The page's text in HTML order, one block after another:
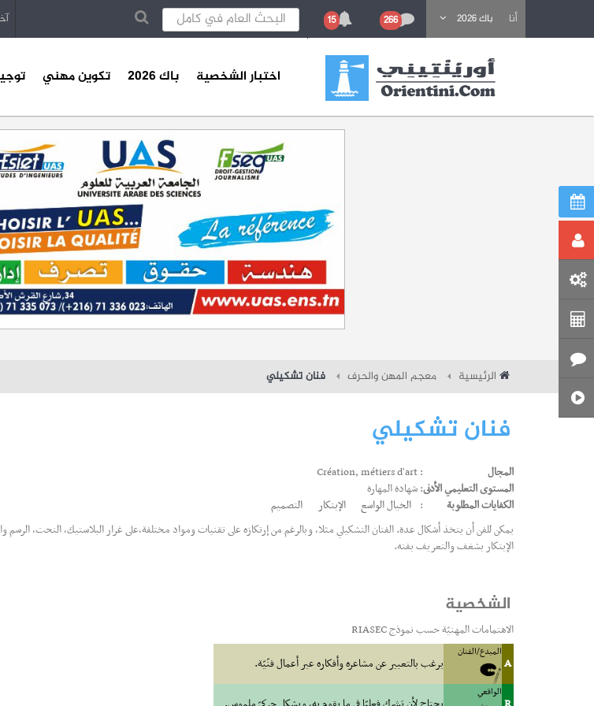
أنا باك 2026
باحث عن تكوين
266
15
اختبار الشخصية باك 2026 تكوين مهني
الرئيسية معجم المهن والحرف فنان تشكيلي
فنان تشكيلي
المجال
: Création, métiers d'art
المستوى التعليمي الأدنى: شهادة المهارة
الكفايات المطلوبة
: الخيال الواسع الإبتكار
التصميم
يمكن للفن أن يتخذ أشكال عدة. الفنان التشكيلي مثلا، وبالرغم من إرتكازه على تقنيات ومواد مختلفة،على غرار البلاستيك، النحت، الرسم
الإبتكار بشغف والتعريف بفنه.
الشخصية
الاهتمامات المهنيّة حسب نموذج RIASEC
A
المبدع/الفنان
يرغب بالتعبير عن مشاعره وأفكاره عبر أعمال فنّيّة.
الواقعي